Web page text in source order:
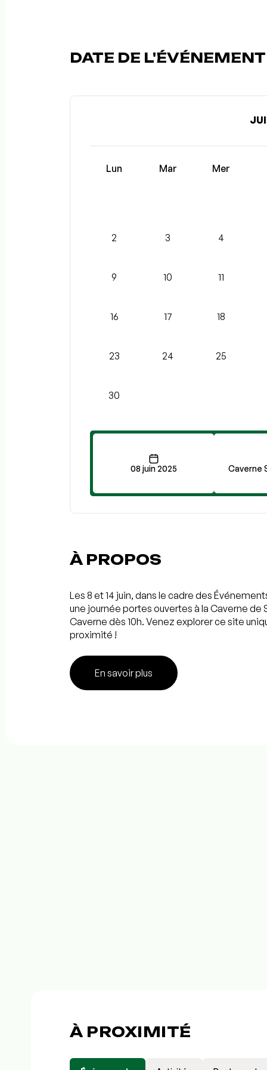
DATE DE
Lun Mar Mer
2 3 4
9 10 11
16 17 18
23 24 25
30
08 juin 2025 Caverne
À PROPOS
Les 8 et 14 juin, dans le cadre des
une journée portes ouvertes à la Caverne
Caverne dès 10h. Venez explorer ce site
proximité !
En savoir plus
À PROXIMITÉ